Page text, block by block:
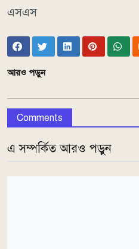
এসএস
আরও পড়ুন
Comments
এ সম্পর্কিত আরও পড়ুন